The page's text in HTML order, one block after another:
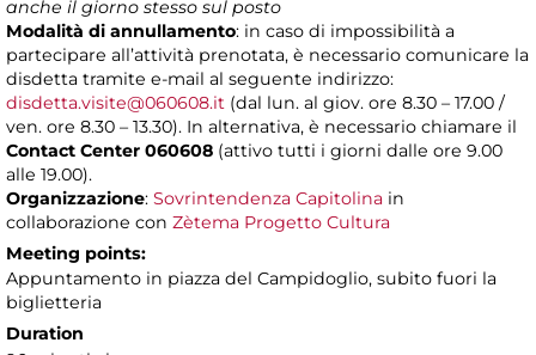
anche il giorno stesso sul posto
Modalità di annullamento: in caso di impossibilità a
partecipare all’attività prenotata, è necessario comunicare la
disdetta tramite e-mail al seguente indirizzo:
disdetta.visite@060608.it (dal lun. al giov. ore 8.30 – 17.00 /
ven. ore 8.30 – 13.30). In alternativa, è necessario chiamare il
Contact Center 060608 (attivo tutti i giorni dalle ore 9.00
alle 19.00).
Organizzazione: Sovrintendenza Capitolina in
collaborazione con Zètema Progetto Cultura
Meeting points:
Appuntamento in piazza del Campidoglio, subito fuori la
biglietteria
Duration